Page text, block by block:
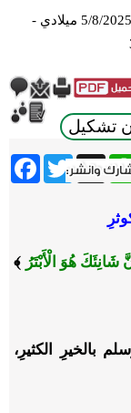
5/8/2025 ميلادي -
تشكيل
Twitter X
شَانِئَكَ هُوَ الْأَبْتَرُ ﴾
بالخيرِ الكثيرِ،